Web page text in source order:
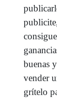
buenas
vender
grítelo